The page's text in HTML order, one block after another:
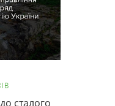
сталого